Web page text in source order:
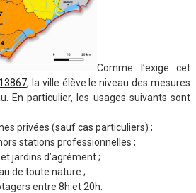
Comme l’exige cet
, la ville élève le niveau des mesures
En particulier, les usages suivants sont
privées (sauf cas particuliers) ;
stations professionnelles ;
jardins d’agrément ;
de toute nature ;
entre 8h et 20h.